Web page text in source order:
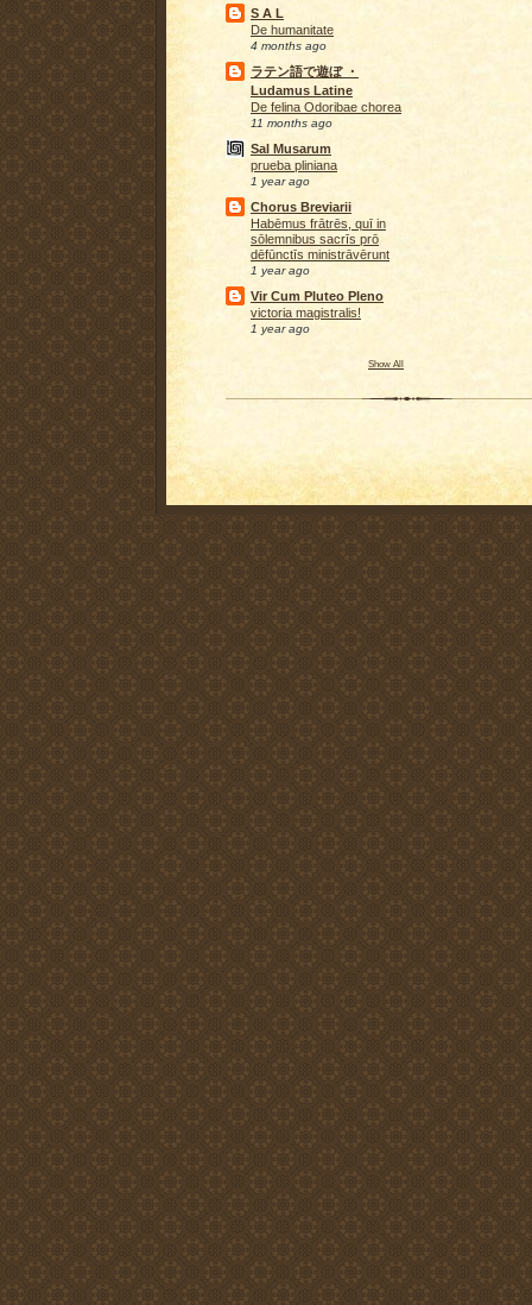
S A L
De humanitate
4 months ago
ラテン語で遊ぼ ・
Ludamus Latine
De felina Odoribae chorea
11 months ago
Sal Musarum
prueba pliniana
1 year ago
Chorus Breviarii
Habēmus frātrēs, quī in
sōlemnibus sacrīs prō
dēfūnctīs ministrāvērunt
1 year ago
Vir Cum Pluteo Pleno
victoria magistralis!
1 year ago
Show All